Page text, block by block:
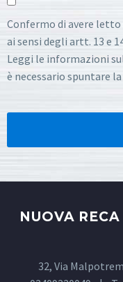
Confermo di avere
ai sensi degli artt. 13 e
Leggi le informazioni
è necessario spuntare
NUOVA
32, Via